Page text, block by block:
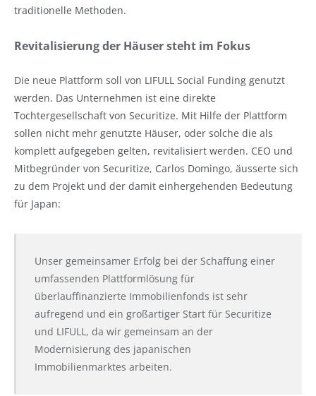
traditionelle Methoden.
Revitalisierung der Häuser steht im Fokus
Die neue Plattform soll von LIFULL Social Funding genutzt
werden. Das Unternehmen ist eine direkte
Tochtergesellschaft von Securitize. Mit Hilfe der Plattform
sollen nicht mehr genutzte Häuser, oder solche die als
komplett aufgegeben gelten, revitalisiert werden. CEO und
Mitbegründer von Securitize, Carlos Domingo, äusserte sich
zu dem Projekt und der damit einhergehenden Bedeutung
für Japan:
Unser gemeinsamer Erfolg bei der Schaffung einer
umfassenden Plattformlösung für
überlauffinanzierte Immobilienfonds ist sehr
aufregend und ein großartiger Start für Securitize
und LIFULL, da wir gemeinsam an der
Modernisierung des japanischen
Immobilienmarktes arbeiten.